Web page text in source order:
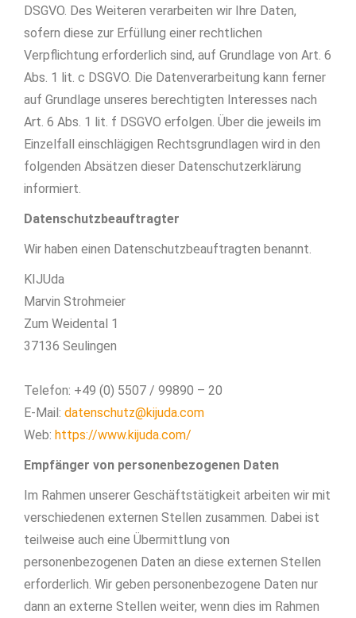
DSGVO. Des Weiteren verarbeiten wir Ihre Daten,
sofern diese zur Erfüllung einer rechtlichen
Verpflichtung erforderlich sind, auf Grundlage von Art. 6
Abs. 1 lit. c DSGVO. Die Datenverarbeitung kann ferner
auf Grundlage unseres berechtigten Interesses nach
Art. 6 Abs. 1 lit. f DSGVO erfolgen. Über die jeweils im
Einzelfall einschlägigen Rechtsgrundlagen wird in den
folgenden Absätzen dieser Datenschutzerklärung
informiert.
Datenschutz­beauftragter
Wir haben einen Datenschutzbeauftragten benannt.
KIJUda
Marvin Strohmeier
Zum Weidental 1
37136 Seulingen
Telefon: +49 (0) 5507 / 99890 – 20
E-Mail: datenschutz@kijuda.com
Web: https://www.kijuda.com/
Empfänger von personenbezogenen Daten
Im Rahmen unserer Geschäftstätigkeit arbeiten wir mit
verschiedenen externen Stellen zusammen. Dabei ist
teilweise auch eine Übermittlung von
personenbezogenen Daten an diese externen Stellen
erforderlich. Wir geben personenbezogene Daten nur
dann an externe Stellen weiter, wenn dies im Rahmen